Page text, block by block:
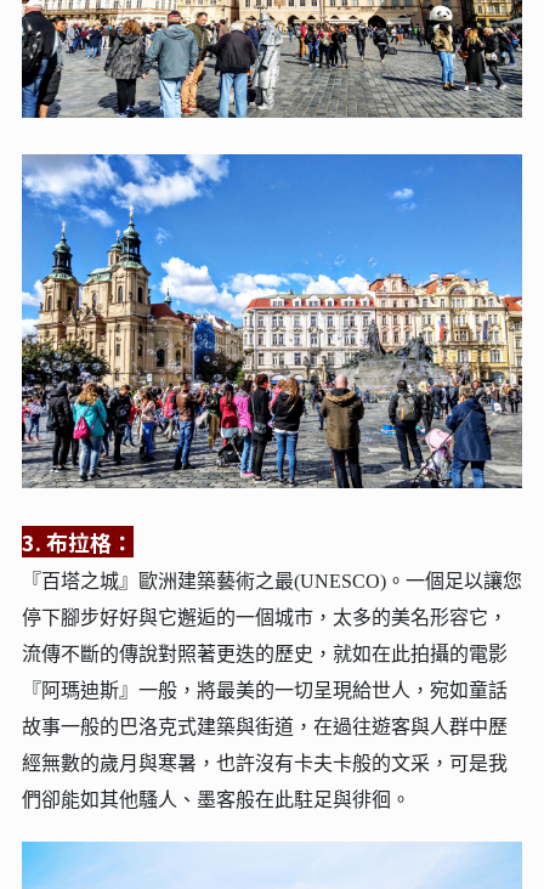
3. 布拉格：
『百塔之城』歐洲建築藝術之最(UNESCO)。 一個足以讓您
停下腳步好好與它邂逅的一個城市，太多的美名形容它，
流傳不斷的傳說對照著更迭的歷史，就如在此拍攝的電影
『阿瑪迪斯』一般，將最美的一切呈現給世人，宛如童話
故事一般的巴洛克式建築與街道，在過往遊客與人群中歷
經無數的歲月與寒暑，也許沒有卡夫卡般的文采，可是我
們卻能如其他騷人、墨客般在此駐足與徘徊。